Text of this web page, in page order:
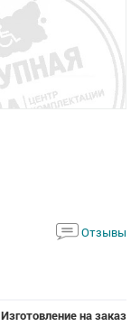
Отзывы
Изготовление на заказ